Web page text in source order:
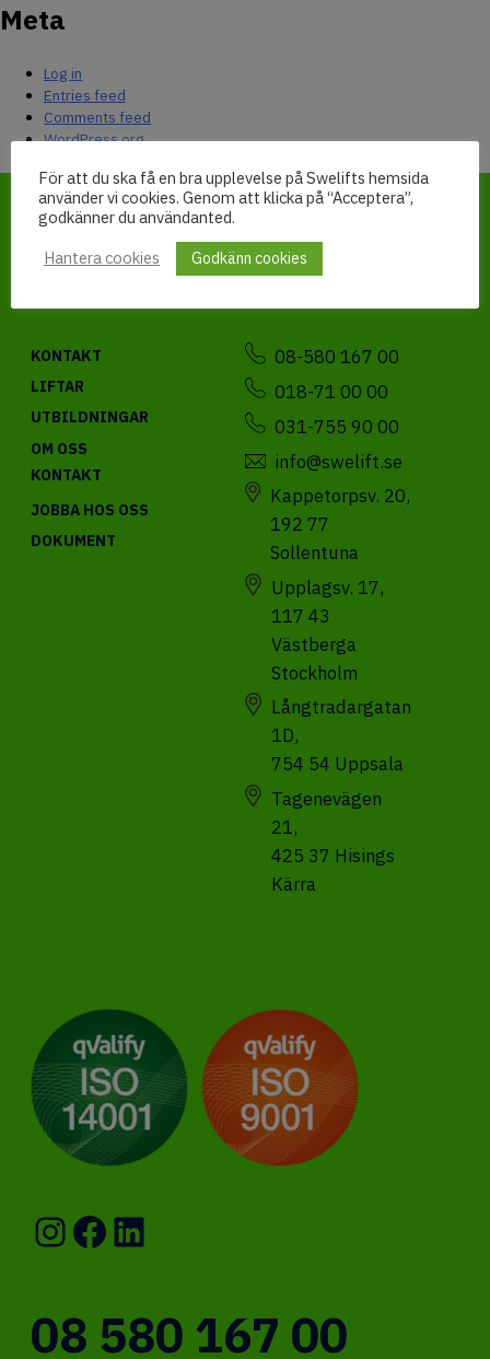
Meta
Log in
Entries feed
Comments feed
WordPress.org
KONTAKT
LIFTAR
UTBILDNINGAR
OM OSS
KONTAKT
JOBBA HOS OSS
DOKUMENT
08-580 167 00
018-71 00 00
031-755 90 00
info@swelift.se
Kappetorpsv. 20,
192 77
Sollentuna
Upplagsv. 17,
117 43
Västberga
Stockholm
Långtradargatan
1D,
754 54 Uppsala
Tagenevägen
21,
425 37 Hisings
Kärra
Instagram
Facebook
LinkedIn
08 580 167 00
För att du ska få en bra upplevelse på Swelifts hemsida
använder vi cookies. Genom att klicka på “Acceptera”,
godkänner du användanted.
Hantera cookies
Godkänn cookies